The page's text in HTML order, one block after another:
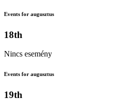
Events for augusztus
18th
Nincs esemény
Events for augusztus
19th